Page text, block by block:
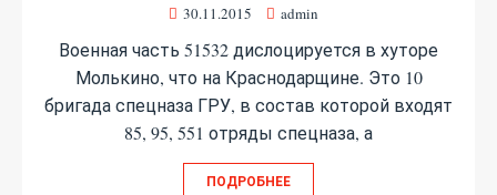
30.11.2015 admin
Военная часть 51532 дислоцируется в хуторе
Молькино, что на Краснодарщине. Это 10
бригада спецназа ГРУ, в состав которой входят
85, 95, 551 отряды спецназа, а
ПОДРОБНЕЕ